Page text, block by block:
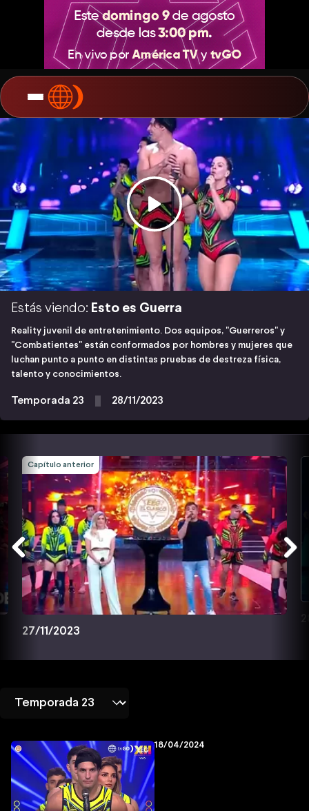
Estás viendo: Esto es Guerra
Reality juvenil de entretenimiento. Dos equipos, "Guerreros" y
"Combatientes" están conformados por hombres y mujeres que
luchan punto a punto en distintas pruebas de destreza física,
talento y conocimientos.
Temporada 23 28/11/2023
Capítulo anterior
27/11/2023
18/04/2024